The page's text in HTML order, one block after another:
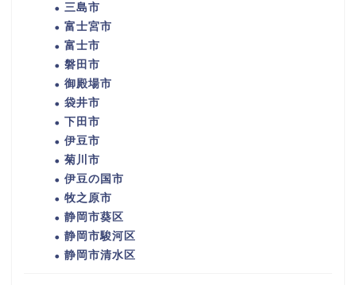
三島市
富士宮市
富士市
磐田市
御殿場市
袋井市
下田市
伊豆市
菊川市
伊豆の国市
牧之原市
静岡市葵区
静岡市駿河区
静岡市清水区